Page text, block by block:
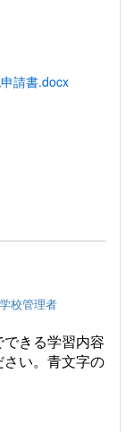
請書.docx
校管理者
きる学習内容
い。青文字の